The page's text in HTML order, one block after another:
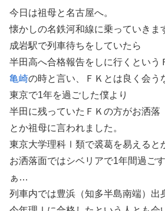
今日は祖母と名古屋へ。
懐かしの名鉄河和線に乗っていきま
成岩駅で列車待ちをしていたら
半田高へ合格報告をしに行くという
亀崎の時と言い、ＦＫとは良く会う
東京で1年を過ごした僕より
半田に残っていたＦＫの方がお洒落
とか祖母に言われました。
東京大学理科Ⅰ類で裘葛を易えると
お洒落面ではシベリアで1年間過ご
ぁ…
列車内では豊浜（知多半島南端）出